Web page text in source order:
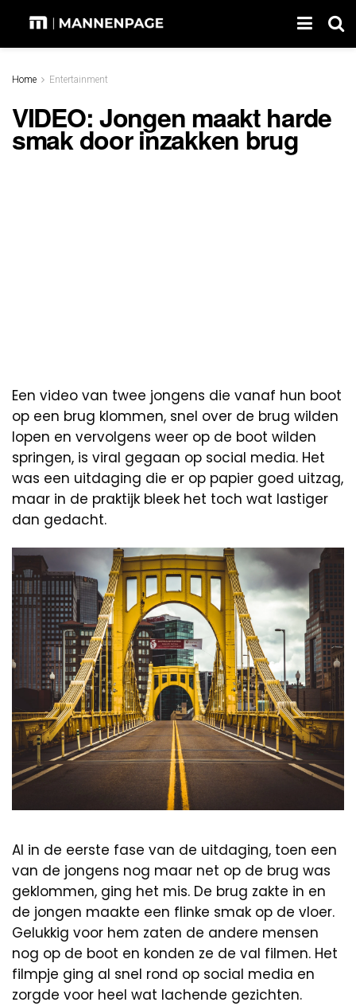
Home Entertainment
VIDEO: Jongen maakt harde
smak door inzakken brug
Een video van twee jongens die vanaf hun boot
op een brug klommen, snel over de brug wilden
lopen en vervolgens weer op de boot wilden
springen, is viral gegaan op social media. Het
was een uitdaging die er op papier goed uitzag,
maar in de praktijk bleek het toch wat lastiger
dan gedacht.
Al in de eerste fase van de uitdaging, toen een
van de jongens nog maar net op de brug was
geklommen, ging het mis. De brug zakte in en
de jongen maakte een flinke smak op de vloer.
Gelukkig voor hem zaten de andere mensen
nog op de boot en konden ze de val filmen. Het
filmpje ging al snel rond op social media en
zorgde voor heel wat lachende gezichten.